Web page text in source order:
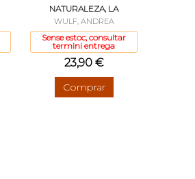
NATURALEZA, LA
WULF, ANDREA
Sense estoc, consultar
termini entrega
23,90 €
Comprar